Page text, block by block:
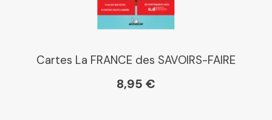
Cartes La FRANCE des SAVOIRS-FAIRE
8,95 €